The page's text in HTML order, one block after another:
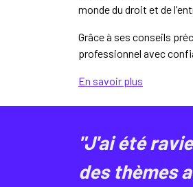
monde du droit et de
Grâce à ses conseils
professionnel avec
En savoir plus
"J'ai été
des thèmes